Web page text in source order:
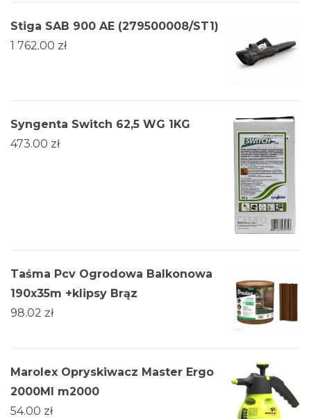
Stiga SAB 900 AE (279500008/ST1)
1 762.00 zł
Syngenta Switch 62,5 WG 1KG
473.00 zł
Taśma Pcv Ogrodowa Balkonowa
190x35m +klipsy Brąz
98.02 zł
Marolex Opryskiwacz Master Ergo
2000Ml m2000
54.00 zł